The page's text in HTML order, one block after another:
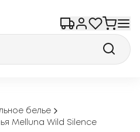
белье
Melluna Wild Silence